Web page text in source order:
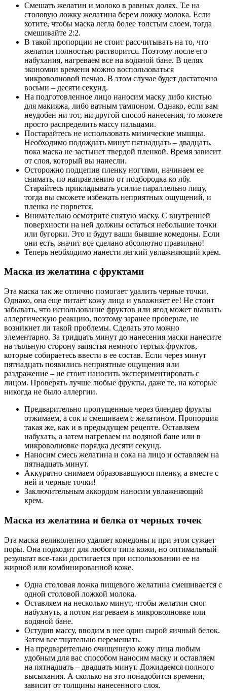
Смешать желатин и молоко в равных долях. Т.е на
столовую ложку желатина берем ложку молока. Если
хотите, чтобы маска легла более толстым слоем, тогда
смешивайте 2:2.
В такой пропорции не стоит рассчитывать на то, что
желатин полностью растворится. Поэтому после его
набухания, нагреваем все на водяной бане. В целях
экономии времени можно воспользоваться
микроволновой печью. В этом случае будет достаточно
восьми – десяти секунд.
На подготовленное лицо наносим маску либо кистью
для макияжа, либо ватным тампоном. Однако, если вам
неудобен ни тот, ни другой способ нанесения, то можете
просто распределить массу пальцами.
Постарайтесь не использовать мимические мышцы.
Необходимо подождать минут пятнадцать – двадцать,
пока маска не застынет твердой пленкой. Время зависит
от слоя, который вы нанесли.
Осторожно подцепив пленку ногтями, начинаем ее
снимать, по направлению от подбородка ко лбу.
Старайтесь прикладывать усилие параллельно лицу,
тогда вы сможете избежать неприятных ощущений, и
пленка не порвется.
Внимательно осмотрите снятую маску. С внутренней
поверхности на ней должны остаться небольшие точки
или бугорки. Это и будут ваши бывшие комедоны. Если
они есть, значит все сделано абсолютно правильно!
Теперь необходимо нанести легкий увлажняющий крем.
Маска из желатина с фруктами
Эта маска так же отлично помогает удалить черные точки.
Однако, она еще питает кожу лица и увлажняет ее! Не стоит
забывать, что использование фруктов или ягод может вызвать
аллергическую реакцию, поэтому заранее проверьте, не
возникнет ли такой проблемы. Сделать это можно
элементарно. За тридцать минут до нанесения маски нанесите
на тыльную сторону запястья немного тертых фруктов,
которые собираетесь ввести в ее состав. Если через минут
пятнадцать появились неприятные ощущения или
раздражение – не стоит наносить экспериментировать с
лицом. Проверять лучше любые фрукты, даже те, на которые
никогда не было аллергии.
Предварительно пропущенные через блендер фрукты
отжимаем, а сок и смешиваем с желатином. Пропорция
такая же, как и в предыдущем рецепте. Оставляем
набухать, а затем нагреваем на водяной бане или в
микроволновке порядка десяти секунд.
Наносим смесь желатина и сока на лицо и оставляем на
пятнадцать минут.
Аккуратно снимаем образовавшуюся пленку, а вместе с
ней и черные точки!
Заключительным аккордом наносим увлажняющий
крем.
Маска из желатина и белка от черных точек
Эта маска великолепно удаляет комедоны и при этом сужает
поры. Она подходит для любого типа кожи, но оптимальный
результат все-таки достигается при использовании ее на
жирной или комбинированной коже.
Одна столовая ложка пищевого желатина смешивается с
одной столовой ложкой молока.
Оставляем на несколько минут, чтобы желатин смог
набухнуть, а потом нагреваем в микроволновке или
водяной бане.
Остудив массу, вводим в нее один сырой яичный белок.
Затем все тщательно перемешать.
На предварительно очищенную кожу лица любым
удобным для вас способом наносим маску и оставляем
на пятнадцать – двадцать минут. Дожидаемся полного
высыхания. А сколько на это понадобится времени,
зависит от толщины нанесенного слоя.